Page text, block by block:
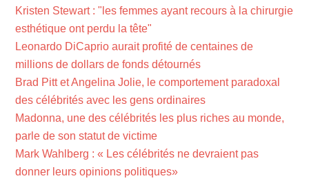
Kristen Stewart : "les femmes ayant recours à la chirurgie
esthétique ont perdu la tête"
Leonardo DiCaprio aurait profité de centaines de
millions de dollars de fonds détournés
Brad Pitt et Angelina Jolie, le comportement paradoxal
des célébrités avec les gens ordinaires
Madonna, une des célébrités les plus riches au monde,
parle de son statut de victime
Mark Wahlberg : « Les célébrités ne devraient pas
donner leurs opinions politiques»